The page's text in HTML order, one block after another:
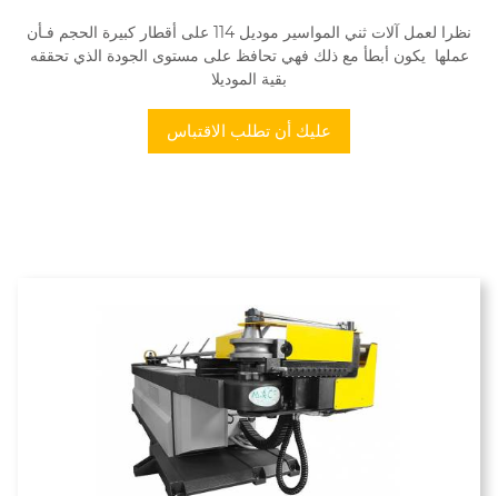
نظرا لعمل آلات ثني المواسير موديل 114 على أقطار كبيرة الحجم فـأن
عملها يكون أبطأ مع ذلك فهي تحافظ على مستوى الجودة الذي تحققه
بقية الموديلا
عليك أن تطلب الاقتباس